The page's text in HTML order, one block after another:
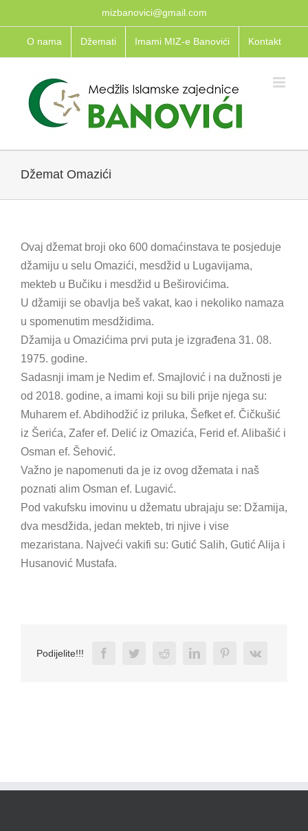
to
content
mizbanovici@gmail.com
O nama Džemati Imami MIZ-e Banovići Kontakt
Džemat Omazići
Ovaj džemat broji oko 600 domaćinstava te posjeduje
džamiju u selu Omazići, mesdžid u Lugavijama,
mekteb u Bučiku i mesdžid u Beširovićima.
U džamiji se obavlja beš vakat, kao i nekoliko namaza
u spomenutim mesdžidima.
Džamija u Omazićima prvi puta je izgrađena 31. 08.
1975. godine.
Sadasnji imam je Nedim ef. Smajlović i na dužnosti je
od 2018. godine, a imami koji su bili prije njega su:
Muharem ef. Abdihodžić iz priluka, Šefket ef. Čičkušić
iz Šerića, Zafer ef. Delić iz Omazića, Ferid ef. Alibašić i
Osman ef. Šehović.
Važno je napomenuti da je iz ovog džemata i naš
poznati alim Osman ef. Lugavić.
Pod vakufsku imovinu u džematu ubrajaju se: Džamija,
dva mesdžida, jedan mekteb, tri njive i vise
mezaristana. Najveći vakifi su: Gutić Salih, Gutić Alija i
Husanović Mustafa.
Podijelite!!! FacebookTwitterRedditLinkedInPinterestVk